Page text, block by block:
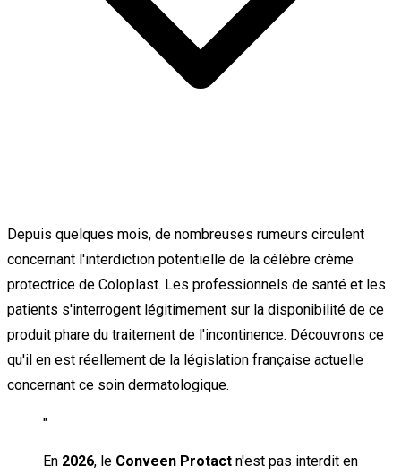
Depuis quelques mois, de nombreuses rumeurs circulent
concernant l'interdiction potentielle de la célèbre crème
protectrice de Coloplast. Les professionnels de santé et les
patients s'interrogent légitimement sur la disponibilité de ce
produit phare du traitement de l'incontinence. Découvrons ce
qu'il en est réellement de la législation française actuelle
concernant ce soin dermatologique.
"
En 2026, le Conveen Protact n'est pas interdit en